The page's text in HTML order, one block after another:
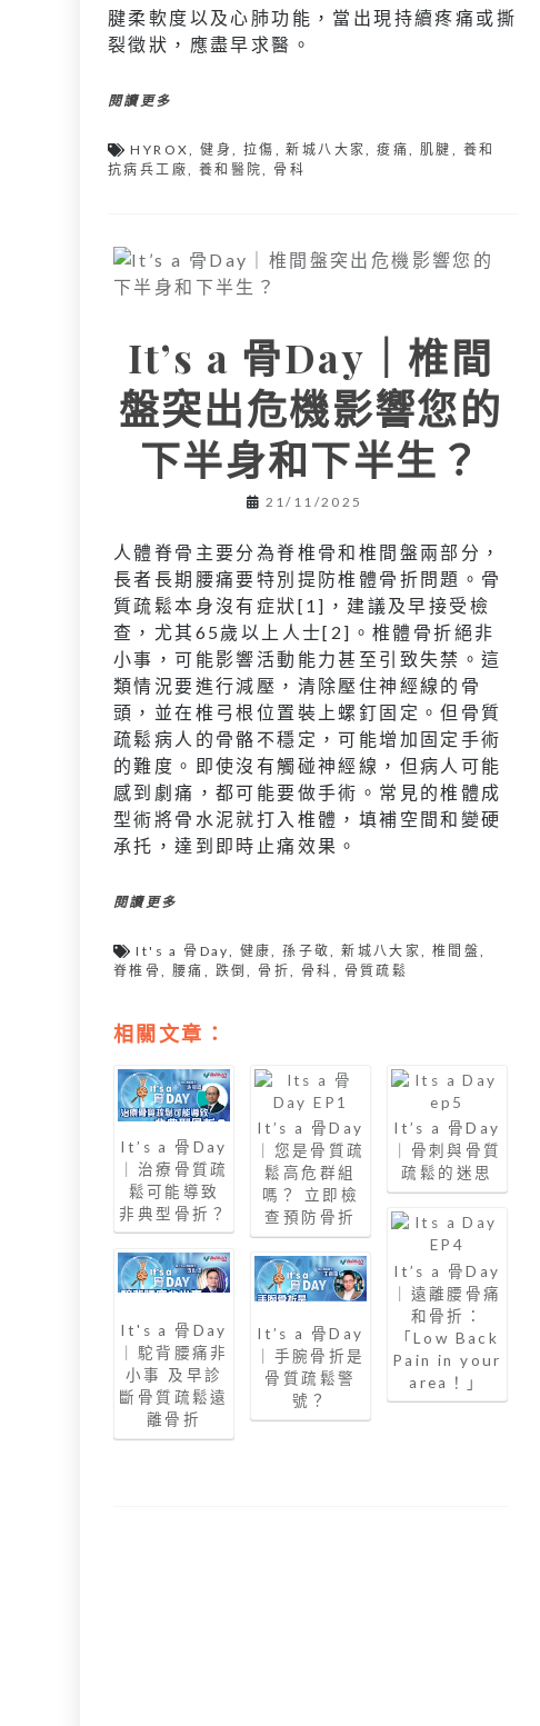
腱柔軟度以及心肺功能，當出現持續疼痛或撕
裂徵狀，應盡早求醫。
閱讀更多
HYROX,健身, 拉傷 ,新城八大家,痠痛, 肌腱 , 養和
抗病兵工廠, 養和醫院, 骨科
It’s a 骨Day｜椎間
盤突出危機影響您的
下半身和下半生？
21/11/2025
人體脊骨主要分為脊椎骨和椎間盤兩部分，
長者長期腰痛要特別提防椎體骨折問題。骨
質疏鬆本身沒有症狀[1]，建議及早接受檢
查，尤其65歲以上人士[2]。椎體骨折絕非
小事，可能影響活動能力甚至引致失禁。這
類情況要進行減壓，清除壓住神經線的骨
頭，並在椎弓根位置裝上螺釘固定。但骨質
疏鬆病人的骨骼不穩定，可能增加固定手術
的難度。即使沒有觸碰神經線，但病人可能
感到劇痛，都可能要做手術。常見的椎體成
型術將骨水泥就打入椎體，填補空間和變硬
承托，達到即時止痛效果。
閱讀更多
It's a 骨Day, 健康,孫子敬,新城八大家,椎間盤,
脊椎骨,腰痛 , 跌倒, 骨折, 骨科 , 骨質疏鬆
相關文章：
It’s a 骨Day
｜治療骨質疏
鬆可能導致
非典型骨折？
It's a 骨Day
｜駝背腰痛非
小事 及早診
斷骨質疏鬆遠
離骨折
It’s a 骨Day
｜您是骨質疏
鬆高危群組
嗎？ 立即檢
查預防骨折
It’s a 骨Day
｜手腕骨折是
骨質疏鬆警
號？
It’s a 骨Day
｜骨刺與骨質
疏鬆的迷思
It’s a 骨Day
｜遠離腰骨痛
和骨折：
「Low Back
Pain in your
area！」